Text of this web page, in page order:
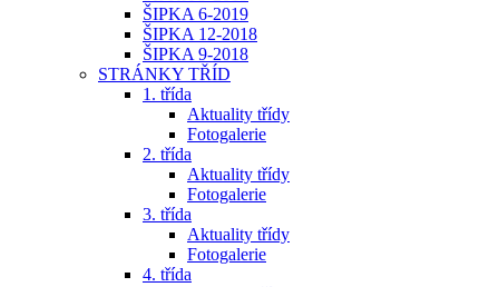
ŠIPKA 6-2019
ŠIPKA 12-2018
ŠIPKA 9-2018
STRÁNKY TŘÍD
1. třída
Aktuality třídy
Fotogalerie
2. třída
Aktuality třídy
Fotogalerie
3. třída
Aktuality třídy
Fotogalerie
4. třída